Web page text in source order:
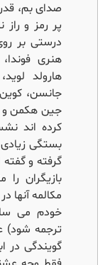
صدای بم،
پر رمز و راز
درستی بر
هنری
هارولد
جانسن،
جین هکمن و
کرده اند
بستگی
گرفته و
بازیگران
مکالمه آنها
خودم می
ترجمه شود)
گویندگی در